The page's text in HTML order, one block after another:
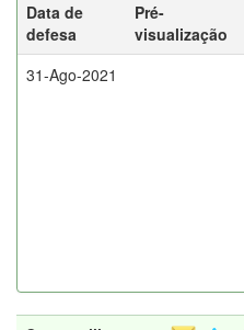
Data de
defesa
Pré-
visualização
31-Ago-2021